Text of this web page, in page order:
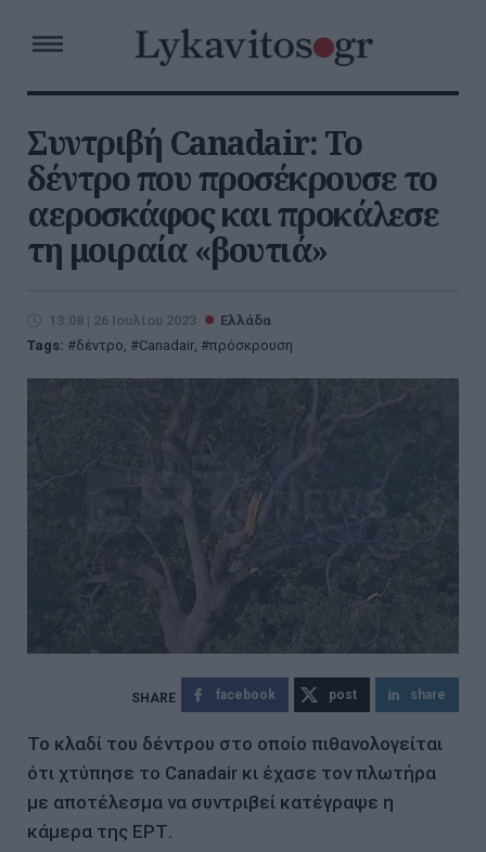
Συντριβή Canadair: Το
δέντρο που προσέκρουσε το
αεροσκάφος και προκάλεσε
τη μοιραία «βουτιά»
13:08 | 26 Ιουλίου 2023
Ελλάδα
Tags:
δέντρο, Canadair, πρόσκρουση
facebook post share
Το κλαδί του δέντρου στο οποίο πιθανολογείται
ότι χτύπησε το Canadair κι έχασε τον πλωτήρα
με αποτέλεσμα να συντριβεί κατέγραψε η
κάμερα της ΕΡΤ.